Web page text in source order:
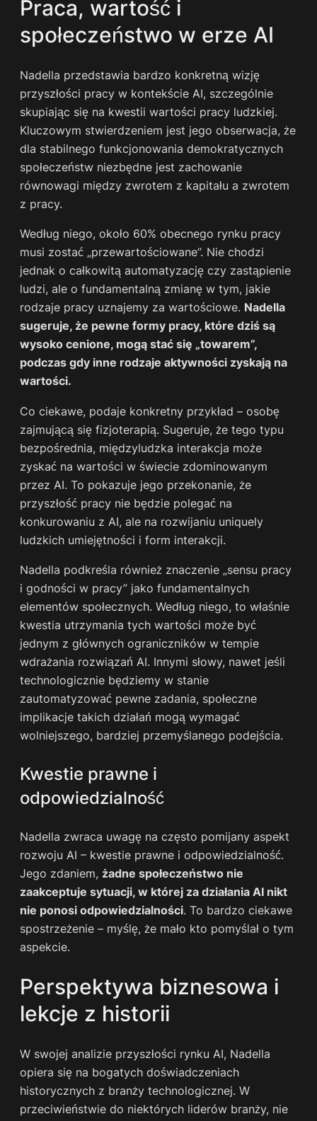
Praca, wartość i
społeczeństwo w erze AI
Nadella przedstawia bardzo konkretną wizję
przyszłości pracy w kontekście AI, szczególnie
skupiając się na kwestii wartości pracy ludzkiej.
Kluczowym stwierdzeniem jest jego obserwacja, że
dla stabilnego funkcjonowania demokratycznych
społeczeństw niezbędne jest zachowanie
równowagi między zwrotem z kapitału a zwrotem
z pracy.
Według niego, około 60% obecnego rynku pracy
musi zostać „przewartościowane”. Nie chodzi
jednak o całkowitą automatyzację czy zastąpienie
ludzi, ale o fundamentalną zmianę w tym, jakie
rodzaje pracy uznajemy za wartościowe. Nadella
sugeruje, że pewne formy pracy, które dziś są
wysoko cenione, mogą stać się „towarem”,
podczas gdy inne rodzaje aktywności zyskają na
wartości.
Co ciekawe, podaje konkretny przykład – osobę
zajmującą się fizjoterapią. Sugeruje, że tego typu
bezpośrednia, międzyludzka interakcja może
zyskać na wartości w świecie zdominowanym
przez AI. To pokazuje jego przekonanie, że
przyszłość pracy nie będzie polegać na
konkurowaniu z AI, ale na rozwijaniu uniquely
ludzkich umiejętności i form interakcji.
Nadella podkreśla również znaczenie „sensu pracy
i godności w pracy” jako fundamentalnych
elementów społecznych. Według niego, to właśnie
kwestia utrzymania tych wartości może być
jednym z głównych ograniczników w tempie
wdrażania rozwiązań AI. Innymi słowy, nawet jeśli
technologicznie będziemy w stanie
zautomatyzować pewne zadania, społeczne
implikacje takich działań mogą wymagać
wolniejszego, bardziej przemyślanego podejścia.
Kwestie prawne i
odpowiedzialność
Nadella zwraca uwagę na często pomijany aspekt
rozwoju AI – kwestie prawne i odpowiedzialność.
Jego zdaniem, żadne społeczeństwo nie
zaakceptuje sytuacji, w której za działania AI nikt
nie ponosi odpowiedzialności. To bardzo ciekawe
spostrzeżenie – myślę, że mało kto pomyślał o tym
aspekcie.
Perspektywa biznesowa i
lekcje z historii
W swojej analizie przyszłości rynku AI, Nadella
opiera się na bogatych doświadczeniach
historycznych z branży technologicznej. W
przeciwieństwie do niektórych liderów branży, nie